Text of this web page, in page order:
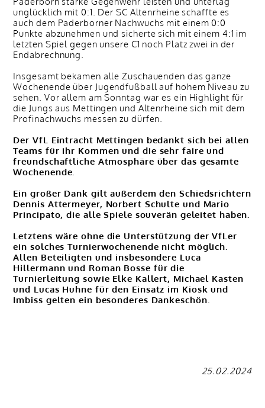
unglücklich mit 0:1. Der SC Altenrheine schaffte es
auch dem Paderborner Nachwuchs mit einem 0:0
Punkte abzunehmen und sicherte sich mit einem 4:1 im
letzten Spiel gegen unsere C1 noch Platz zwei in der
Endabrechnung.
Insgesamt bekamen alle Zuschauenden das ganze
Wochenende über Jugendfußball auf hohem Niveau zu
sehen. Vor allem am Sonntag war es ein Highlight für
die Jungs aus Mettingen und Altenrheine sich mit dem
Profinachwuchs messen zu dürfen.
Der VfL Eintracht Mettingen bedankt sich bei allen
Teams für ihr Kommen und die sehr faire und
freundschaftliche Atmosphäre über das gesamte
Wochenende.
Ein großer Dank gilt außerdem den Schiedsrichtern
Dennis Attermeyer, Norbert Schulte und Mario
Principato, die alle Spiele souverän geleitet haben.
Letztens wäre ohne die Unterstützung der VfLer
ein solches Turnierwochenende nicht möglich.
Allen Beteiligten und insbesondere Luca
Hillermann und Roman Bosse für die
Turnierleitung sowie Elke Kallert, Michael Kasten
und Lucas Huhne für den Einsatz im Kiosk und
Imbiss gelten ein besonderes Dankeschön.
25.02.2024